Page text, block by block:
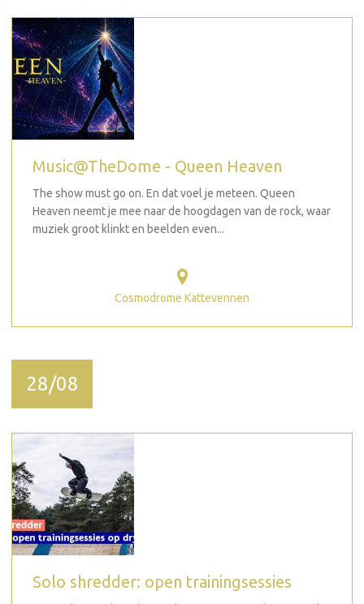
Music@TheDome - Queen Heaven
The show must go on. En dat voel je meteen. Queen
Heaven neemt je mee naar de hoogdagen van de rock, waar
muziek groot klinkt en beelden even...
Cosmodrome Kattevennen
28/08
Solo shredder: open trainingsessies